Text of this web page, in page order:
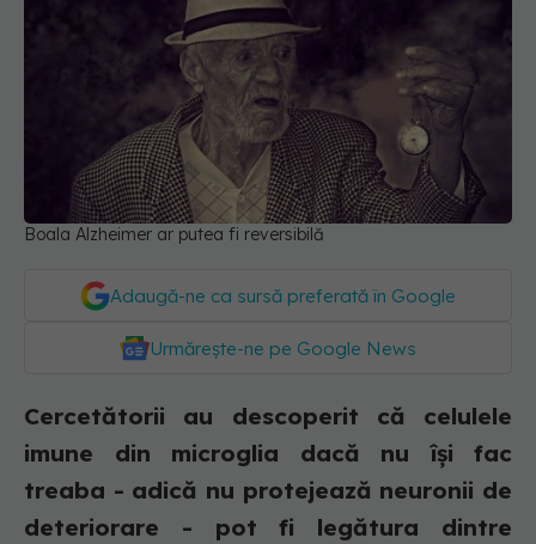
Boala Alzheimer ar putea fi reversibilă
Adaugă-ne ca sursă preferată în Google
Urmărește-ne pe Google News
Cercetătorii au descoperit că celulele
imune din microglia dacă nu își fac
treaba - adică nu protejează neuronii de
deteriorare - pot fi legătura dintre